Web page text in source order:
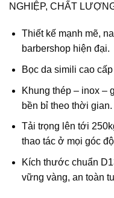
NGHIỆP, CHẤT
Thiết kế mạnh mẽ,
barbershop hiện đại.
Bọc da simili cao
Khung thép – inox –
bền bỉ theo thời gian.
Tải trọng lên tới
thao tác ở mọi góc
Kích thước chuẩn
vững vàng, an toàn